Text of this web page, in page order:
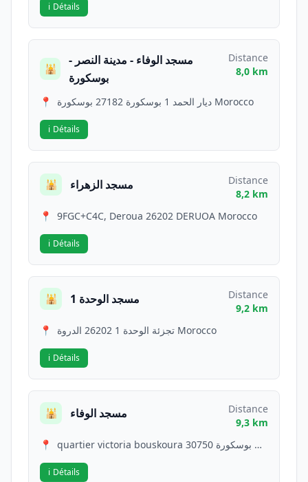
ℹ️ Détails
🕌
مسجد الوفاء - مدينة النصر -
بوسكورة
Distance
8,0 km
📍 ديار الحمد 1 بوسكورة 27182 بوسكورة Morocco
ℹ️ Détails
🕌 مسجد الزهراء
Distance
8,2 km
📍
9FGC+C4C, Deroua 26202 DERUOA Morocco
ℹ️ Détails
🕌 مسجد الوحدة 1
Distance
9,2 km
📍
تجزئة الوحدة 1 26202 الدروة Morocco
ℹ️ Détails
🕌 مسجد الوفاء
Distance
9,3 km
📍
quartier victoria bouskoura 30750 بوسكورة Morocco
ℹ️ Détails